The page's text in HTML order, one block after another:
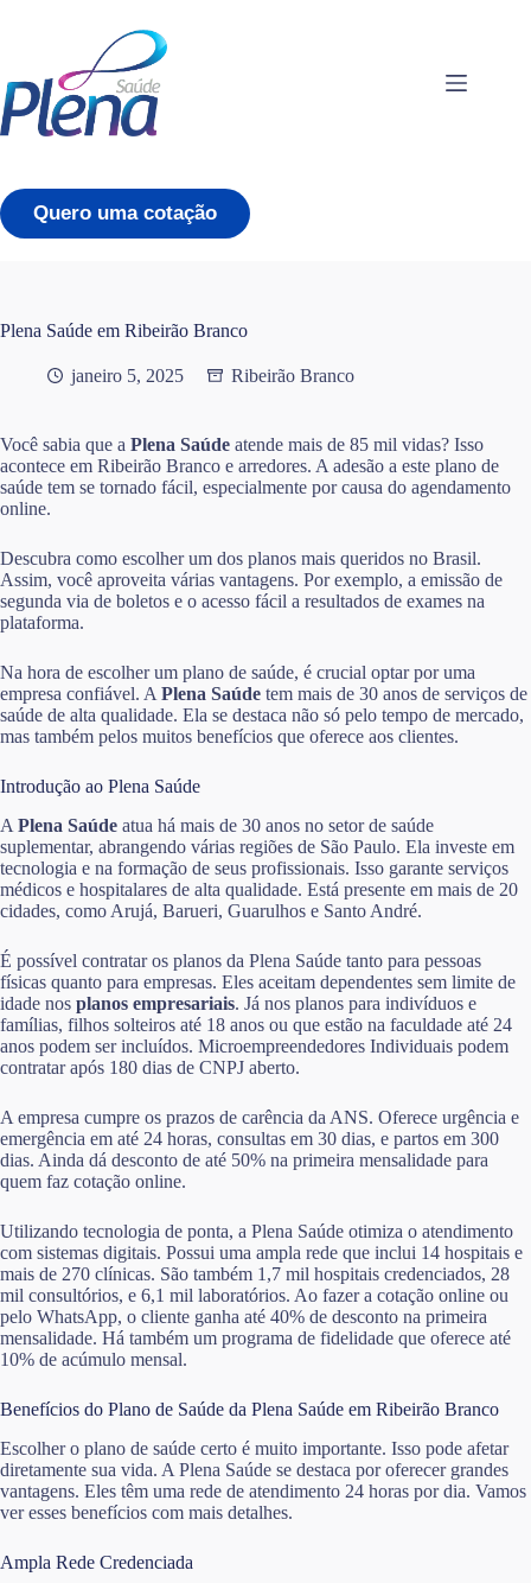
conteúdo
Quero uma cotação
Plena Saúde em Ribeirão Branco
janeiro 5, 2025 Ribeirão Branco
Você sabia que a Plena Saúde atende mais de 85 mil vidas? Isso
acontece em Ribeirão Branco e arredores. A adesão a este plano de
saúde tem se tornado fácil, especialmente por causa do agendamento
online.
Descubra como escolher um dos planos mais queridos no Brasil.
Assim, você aproveita várias vantagens. Por exemplo, a emissão de
segunda via de boletos e o acesso fácil a resultados de exames na
plataforma.
Na hora de escolher um plano de saúde, é crucial optar por uma
empresa confiável. A Plena Saúde tem mais de 30 anos de serviços de
saúde de alta qualidade. Ela se destaca não só pelo tempo de mercado,
mas também pelos muitos benefícios que oferece aos clientes.
Introdução ao Plena Saúde
A Plena Saúde atua há mais de 30 anos no setor de saúde
suplementar, abrangendo várias regiões de São Paulo. Ela investe em
tecnologia e na formação de seus profissionais. Isso garante serviços
médicos e hospitalares de alta qualidade. Está presente em mais de 20
cidades, como Arujá, Barueri, Guarulhos e Santo André.
É possível contratar os planos da Plena Saúde tanto para pessoas
físicas quanto para empresas. Eles aceitam dependentes sem limite de
idade nos planos empresariais. Já nos planos para indivíduos e
famílias, filhos solteiros até 18 anos ou que estão na faculdade até 24
anos podem ser incluídos. Microempreendedores Individuais podem
contratar após 180 dias de CNPJ aberto.
A empresa cumpre os prazos de carência da ANS. Oferece urgência e
emergência em até 24 horas, consultas em 30 dias, e partos em 300
dias. Ainda dá desconto de até 50% na primeira mensalidade para
quem faz cotação online.
Utilizando tecnologia de ponta, a Plena Saúde otimiza o atendimento
com sistemas digitais. Possui uma ampla rede que inclui 14 hospitais e
mais de 270 clínicas. São também 1,7 mil hospitais credenciados, 28
mil consultórios, e 6,1 mil laboratórios. Ao fazer a cotação online ou
pelo WhatsApp, o cliente ganha até 40% de desconto na primeira
mensalidade. Há também um programa de fidelidade que oferece até
10% de acúmulo mensal.
Benefícios do Plano de Saúde da Plena Saúde em Ribeirão Branco
Escolher o plano de saúde certo é muito importante. Isso pode afetar
diretamente sua vida. A Plena Saúde se destaca por oferecer grandes
vantagens. Eles têm uma rede de atendimento 24 horas por dia. Vamos
ver esses benefícios com mais detalhes.
Ampla Rede Credenciada